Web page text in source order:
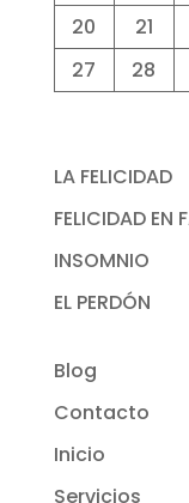
20
21
27
28
LA FELICIDAD
FELICIDAD EN
INSOMNIO
EL PERDÓN
Blog
Contacto
Inicio
Servicios